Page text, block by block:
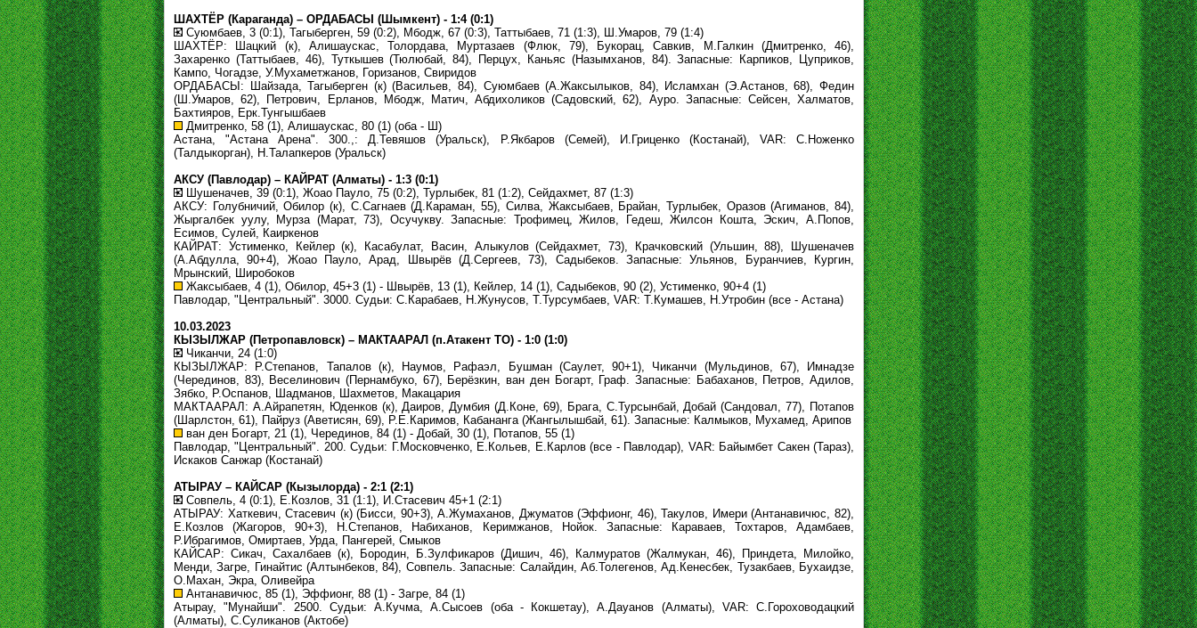
ШАХТЁР (Караганда) – ОРДАБАСЫ (Шымкент) - 1:4 (0:1)
Суюмбаев, 3 (0:1), Тагыберген, 59 (0:2), Мбодж, 67 (0:3), Таттыбаев, 71 (1:3), Ш.Умаров, 79 (1:4)
ШАХТЁР: Шацкий (к), Алишаускас, Толордава, Муртазаев (Флюк, 79), Букорац, Савкив, М.Галкин (Дмитренко, 46),
Захаренко (Таттыбаев, 46), Туткышев (Тюлюбай, 84), Перцух, Каньяс (Назымханов, 84). Запасные: Карпиков, Цуприков,
Кампо, Чогадзе, У.Мухаметжанов, Горизанов, Свиридов
ОРДАБАСЫ: Шайзада, Тагыберген (к) (Васильев, 84), Суюмбаев (А.Жаксылыков, 84), Исламхан (Э.Астанов, 68), Федин
(Ш.Умаров, 62), Петрович, Ерланов, Мбодж, Матич, Абдихоликов (Садовский, 62), Ауро. Запасные: Сейсен, Халматов,
Бахтияров, Ерк.Тунгышбаев
Дмитренко, 58 (1), Алишаускас, 80 (1) (оба - Ш)
Астана, "Астана Арена". 300.,: Д.Тевяшов (Уральск), Р.Якбаров (Семей), И.Гриценко (Костанай), VAR: С.Ноженко
(Талдыкорган), Н.Талапкеров (Уральск)
АКСУ (Павлодар) – КАЙРАТ (Алматы) - 1:3 (0:1)
Шушеначев, 39 (0:1), Жоао Пауло, 75 (0:2), Турлыбек, 81 (1:2), Сейдахмет, 87 (1:3)
АКСУ: Голубничий, Обилор (к), С.Сагнаев (Д.Караман, 55), Силва, Жаксыбаев, Брайан, Турлыбек, Оразов (Агиманов, 84),
Жыргалбек уулу, Мурза (Марат, 73), Осучукву. Запасные: Трофимец, Жилов, Гедеш, Жилсон Кошта, Эскич, А.Попов,
Есимов, Сулей, Каиркенов
КАЙРАТ: Устименко, Кейлер (к), Касабулат, Васин, Алыкулов (Сейдахмет, 73), Крачковский (Ульшин, 88), Шушеначев
(А.Абдулла, 90+4), Жоао Пауло, Арад, Швырёв (Д.Сергеев, 73), Садыбеков. Запасные: Ульянов, Буранчиев, Кургин,
Мрынский, Широбоков
Жаксыбаев, 4 (1), Обилор, 45+3 (1) - Швырёв, 13 (1), Кейлер, 14 (1), Садыбеков, 90 (2), Устименко, 90+4 (1)
Павлодар, "Центральный". 3000. Судьи: С.Карабаев, Н.Жунусов, Т.Турсумбаев, VAR: Т.Кумашев, Н.Утробин (все - Астана)
10.03.2023
КЫЗЫЛЖАР (Петропавловск) – МАКТААРАЛ (п.Атакент ТО) - 1:0 (1:0)
Чиканчи, 24 (1:0)
КЫЗЫЛЖАР: Р.Степанов, Тапалов (к), Наумов, Рафаэл, Бушман (Саулет, 90+1), Чиканчи (Мульдинов, 67), Имнадзе
(Черединов, 83), Веселинович (Пернамбуко, 67), Берёзкин, ван ден Богарт, Граф. Запасные: Бабаханов, Петров, Адилов,
Зябко, Р.Оспанов, Шадманов, Шахметов, Макацария
МАКТААРАЛ: А.Айрапетян, Юденков (к), Даиров, Думбия (Д.Коне, 69), Брага, С.Турсынбай, Добай (Сандовал, 77), Потапов
(Шарлстон, 61), Пайруз (Аветисян, 69), Р.Е.Каримов, Кабананга (Жангылышбай, 61). Запасные: Калмыков, Мухамед, Арипов
ван ден Богарт, 21 (1), Черединов, 84 (1) - Добай, 30 (1), Потапов, 55 (1)
Павлодар, "Центральный". 200. Судьи: Г.Московченко, Е.Кольев, Е.Карлов (все - Павлодар), VAR: Байымбет Сакен (Тараз),
Искаков Санжар (Костанай)
АТЫРАУ – КАЙСАР (Кызылорда) - 2:1 (2:1)
Совпель, 4 (0:1), Е.Козлов, 31 (1:1), И.Стасевич 45+1 (2:1)
АТЫРАУ: Хаткевич, Стасевич (к) (Бисси, 90+3), А.Жумаханов, Джуматов (Эффионг, 46), Такулов, Имери (Антанавичюс, 82),
Е.Козлов (Жагоров, 90+3), Н.Степанов, Набиханов, Керимжанов, Нойок. Запасные: Караваев, Тохтаров, Адамбаев,
Р.Ибрагимов, Омиртаев, Урда, Пангерей, Смыков
КАЙСАР: Сикач, Сахалбаев (к), Бородин, Б.Зулфикаров (Дишич, 46), Калмуратов (Жалмукан, 46), Приндета, Милойко,
Менди, Загре, Гинайтис (Алтынбеков, 84), Совпель. Запасные: Салайдин, Аб.Толегенов, Ад.Кенесбек, Тузакбаев, Бухаидзе,
О.Махан, Экра, Оливейра
Антанавичюс, 85 (1), Эффионг, 88 (1) - Загре, 84 (1)
Атырау, "Мунайши". 2500. Судьи: А.Кучма, А.Сысоев (оба - Кокшетау), А.Дауанов (Алматы), VAR: С.Гороховодацкий
(Алматы), С.Суликанов (Актобе)